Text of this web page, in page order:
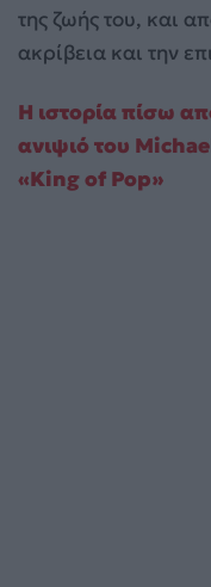
της ζωής του, και
ακρίβεια και την
Η ιστορία πίσω
ανιψιό του
«King of Pop»